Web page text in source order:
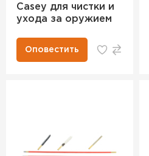
Casey для чистки и
ухода за оружием
Оповестить